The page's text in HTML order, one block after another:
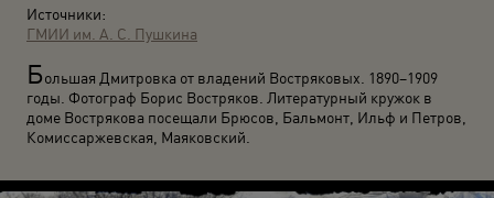
Источники:
ГМИИ им. А. С. Пушкина
Большая Дмитровка от владений Востряковых. 1890–1909
годы. Фотограф Борис Востряков. Литературный кружок в
доме Вострякова посещали Брюсов, Бальмонт, Ильф и Петров,
Комиссаржевская, Маяковский.